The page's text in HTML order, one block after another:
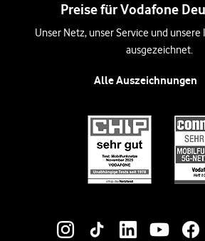
Preise für Vodafone
Unser Netz, unser Service und unsere
ausgezeichnet.
Alle Auszeichnungen
Social-Media-Links